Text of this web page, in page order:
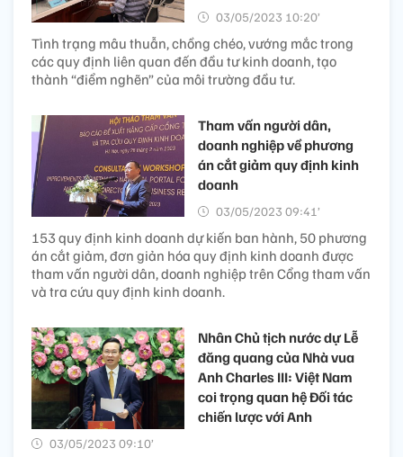
03/05/2023 10:20’
Tình trạng mâu thuẫn, chồng chéo, vướng mắc trong
các quy định liên quan đến đầu tư kinh doanh, tạo
thành “điểm nghẽn” của môi trường đầu tư.
Tham vấn người dân,
doanh nghiệp về phương
án cắt giảm quy định kinh
doanh
03/05/2023 09:41’
153 quy định kinh doanh dự kiến ban hành, 50 phương
án cắt giảm, đơn giản hóa quy định kinh doanh được
tham vấn người dân, doanh nghiệp trên Cổng tham vấn
và tra cứu quy định kinh doanh.
Nhân Chủ tịch nước dự Lễ
đăng quang của Nhà vua
Anh Charles III: Việt Nam
coi trọng quan hệ Đối tác
chiến lược với Anh
03/05/2023 09:10’